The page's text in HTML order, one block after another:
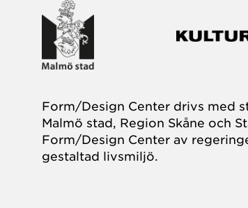
Form/Design Center drivs med
Malmö stad, Region Skåne och
Form/Design Center av
gestaltad livsmiljö.